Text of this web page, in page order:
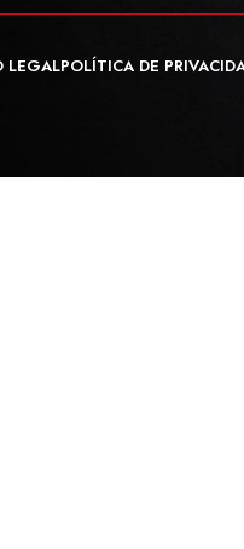
LEGALPOLÍTICA DE